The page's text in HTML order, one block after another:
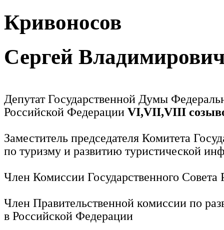
Кривоносов
Сергей
Депутат Государственной Думы
Российской Федерации VI,VII,VIII
Заместитель председателя Комитета
по туризму и развитию туристической
Член Комиссии Государственного
Член Правительственной комиссии по
в Российской Федерации